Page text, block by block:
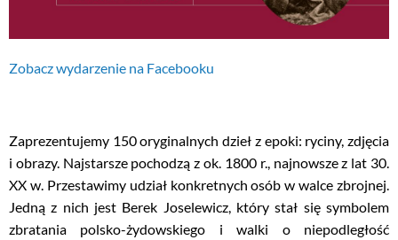
Zobacz wydarzenie na Facebooku
Zaprezentujemy 150 oryginalnych dzieł z epoki: ryciny, zdjęcia
i obrazy. Najstarsze pochodzą z ok. 1800 r., najnowsze z lat 30.
XX w. Przestawimy udział konkretnych osób w walce zbrojnej.
Jedną z nich jest Berek Joselewicz, który stał się symbolem
zbratania polsko-żydowskiego i walki o niepodległość